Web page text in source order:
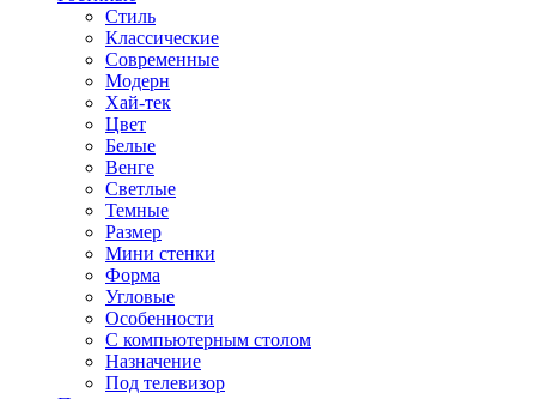
Стиль
Классические
Современные
Модерн
Хай-тек
Цвет
Белые
Венге
Светлые
Темные
Размер
Мини стенки
Форма
Угловые
Особенности
С компьютерным столом
Назначение
Под телевизор